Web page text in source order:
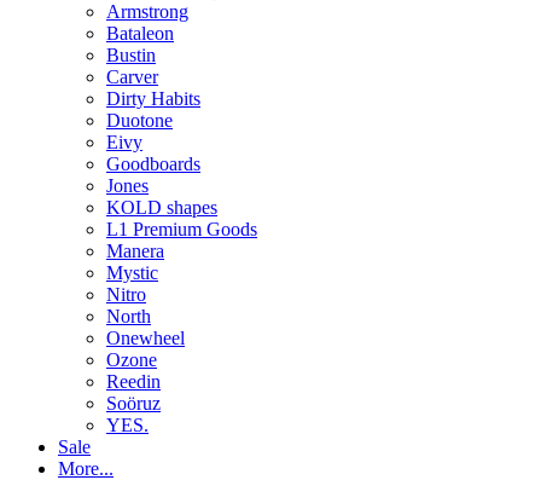
Armstrong
Bataleon
Bustin
Carver
Dirty Habits
Duotone
Eivy
Goodboards
Jones
KOLD shapes
L1 Premium Goods
Manera
Mystic
Nitro
North
Onewheel
Ozone
Reedin
Soöruz
YES.
Sale
More...